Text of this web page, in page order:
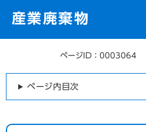
へ
産業廃棄物
ページID：0003064
ページ内目次